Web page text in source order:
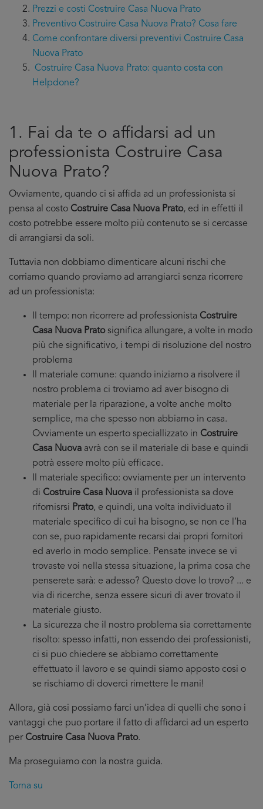
Prezzi e costi Costruire Casa Nuova Prato
Preventivo Costruire Casa Nuova Prato? Cosa fare
Come confrontare diversi preventivi Costruire Casa
Nuova Prato
Costruire Casa Nuova Prato: quanto costa con
Helpdone?
1. Fai da te o affidarsi ad un
professionista Costruire Casa
Nuova Prato?
Ovviamente, quando ci si affida ad un professionista si
pensa al costo Costruire Casa Nuova Prato, ed in effetti il
costo potrebbe essere molto più contenuto se si cercasse
di arrangiarsi da soli.
Tuttavia non dobbiamo dimenticare alcuni rischi che
corriamo quando proviamo ad arrangiarci senza ricorrere
ad un professionista:
Il tempo: non ricorrere ad professionista Costruire
Casa Nuova Pratosignifica allungare, a volte in modo
più che significativo, i tempi di risoluzione del nostro
problema
Il materiale comune: quando iniziamo a risolvere il
nostro problema ci troviamo ad aver bisogno di
materiale per la riparazione, a volte anche molto
semplice, ma che spesso non abbiamo in casa.
Ovviamente un esperto speciallizzato in Costruire
Casa Nuova avrà con se il materiale di base e quindi
potrà essere molto più efficace.
Il materiale specifico: ovviamente per un intervento
di Costruire Casa Nuova il professionista sa dove
rifornisrsi Prato, e quindi, una volta individuato il
materiale specifico di cui ha bisogno, se non ce l’ha
con se, puo rapidamente recarsi dai propri fornitori
ed averlo in modo semplice. Pensate invece se vi
trovaste voi nella stessa situazione, la prima cosa che
penserete sarà: e adesso? Questo dove lo trovo? ... e
via di ricerche, senza essere sicuri di aver trovato il
materiale giusto.
La sicurezza che il nostro problema sia correttamente
risolto: spesso infatti, non essendo dei professionisti,
ci si puo chiedere se abbiamo correttamente
effettuato il lavoro e se quindi siamo apposto cosi o
se rischiamo di doverci rimettere le mani!
Allora, già cosi possiamo farci un’idea di quelli che sono i
vantaggi che puo portare il fatto di affidarci ad un esperto
per Costruire Casa Nuova Prato.
Ma proseguiamo con la nostra guida.
Torna su